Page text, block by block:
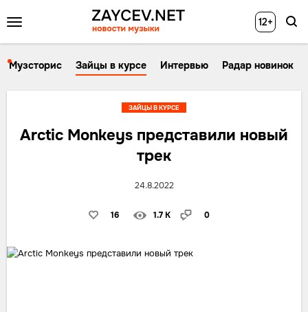
12+
Музсторис Зайцы в курсе Интервью Радар новинок
Arctic Monkeys представили новый
трек
24.8.2022
16 1.7 K 0
ЗАЙЦЫ В КУРСЕ